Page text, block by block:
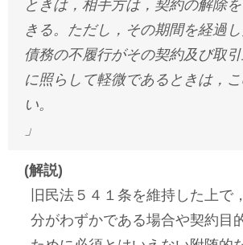
ときは，相手方は，契約の解除
きる。ただし，その期間を経過
債務の不履行がその契約及び取
に照らして軽微であるときは，
い。
」
(解説)
旧民法５４１条を維持した上で
分がわずかである場合や契約目